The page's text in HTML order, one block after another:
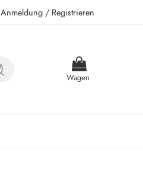
Anmeldung / Registrieren
Wagen